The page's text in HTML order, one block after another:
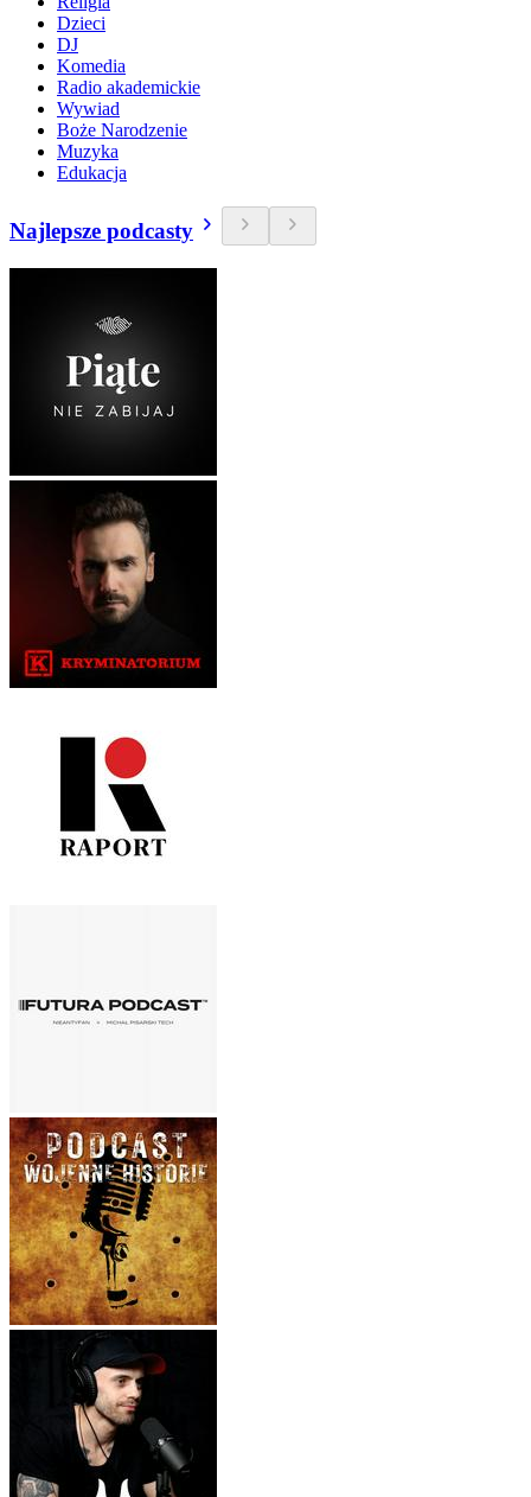
Dzieci
DJ
Komedia
Radio akademickie
Wywiad
Boże Narodzenie
Muzyka
Edukacja
Najlepsze podcasty